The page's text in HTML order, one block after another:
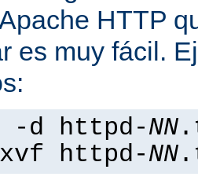
HTTP
es muy fácil.
-d httpd-NN
httpd-NN